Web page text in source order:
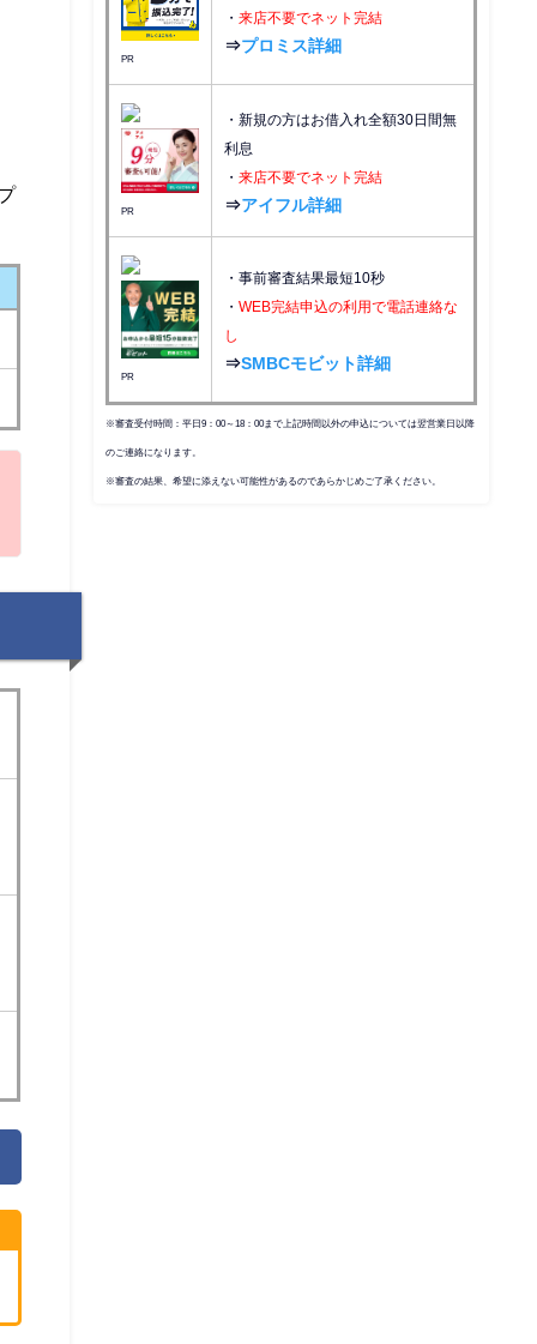
PR
・ 来店不要でネット完結
⇒プロミス詳細
PR
・新規の方はお借入れ全額30日間無
利息
・ 来店不要でネット完結
⇒アイフル詳細
PR
・事前審査結果最短10秒
・ WEB完結申込の利用で電話連絡な
し
⇒SMBCモビット詳細
※審査受付時間：平日9：00～18：00まで上記時間以外の申込については翌営業日以降
のご連絡になります。
※審査の結果、希望に添えない可能性があるのであらかじめご了承ください。